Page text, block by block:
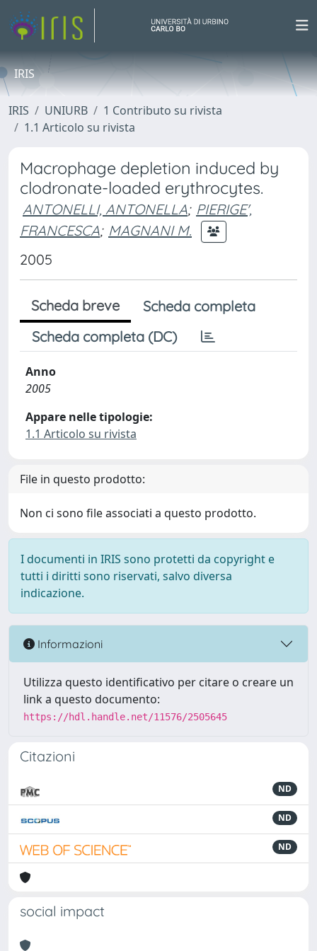
IRIS
IRIS UNIURB
1 Contributo su rivista
1.1 Articolo su rivista
Macrophage depletion induced by
clodronate-loaded erythrocytes.
ANTONELLI, ANTONELLA; PIERIGE',
FRANCESCA; MAGNANI M.
2005
Scheda breve
Scheda completa
Scheda completa (DC)
Anno
2005
Appare nelle tipologie:
1.1 Articolo su rivista
File in questo prodotto:
Non ci sono file associati a questo prodotto.
I documenti in IRIS sono protetti da copyright e
tutti i diritti sono riservati, salvo diversa
indicazione.
Informazioni
Utilizza questo identificativo per citare o creare un
link a questo documento:
https://hdl.handle.net/11576/2505645
Citazioni
ND
ND
ND
social impact